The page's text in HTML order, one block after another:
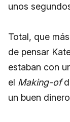
unos
Total, que
de pensar
estaban con
el Making-of
un buen